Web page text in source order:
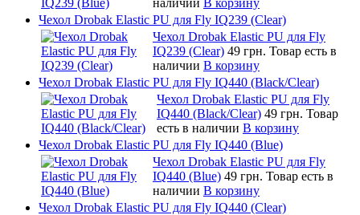
Чехол Drobak Elastic PU для Fly IQ239 (Clear)
Чехол Drobak Elastic PU для Fly
IQ239 (Clear) 49 грн. Товар есть в
наличии В корзину
Чехол Drobak Elastic PU для Fly IQ440 (Black/Clear)
Чехол Drobak Elastic PU для Fly
IQ440 (Black/Clear) 49 грн. Товар
есть в наличии В корзину
Чехол Drobak Elastic PU для Fly IQ440 (Blue)
Чехол Drobak Elastic PU для Fly
IQ440 (Blue) 49 грн. Товар есть в
наличии В корзину
Чехол Drobak Elastic PU для Fly IQ440 (Clear)